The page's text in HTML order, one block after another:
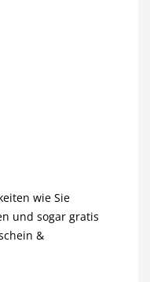
wie Sie
und sogar gratis
&